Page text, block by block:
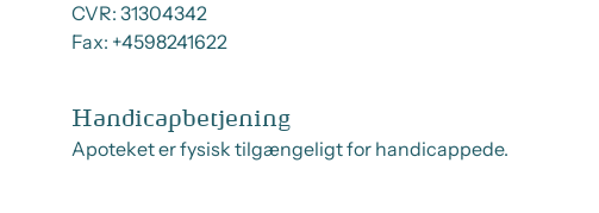
CVR: 31304342
Fax: +4598241622
Handicapbetjening
Apoteket er fysisk tilgængeligt for handicappede.